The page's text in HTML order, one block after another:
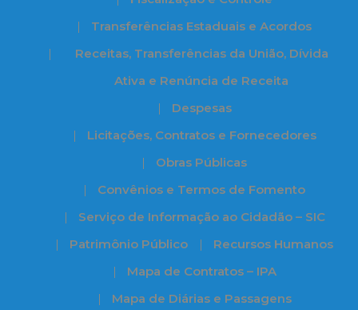
Transferências Estaduais e Acordos
Receitas, Transferências da União, Dívida
Ativa e Renúncia de Receita
Despesas
Licitações, Contratos e Fornecedores
Obras Públicas
Convênios e Termos de Fomento
Serviço de Informação ao Cidadão – SIC
Patrimônio Público
Recursos Humanos
Mapa de Contratos – IPA
Mapa de Diárias e Passagens